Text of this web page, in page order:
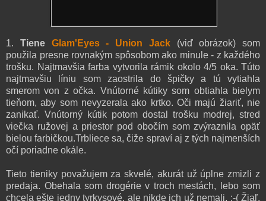
1. Tiene Glam'Eyes - Union Jack(viď obrázok) som
použila presne rovnakým spôsobom ako minule - z každého
trošku. Najtmavšia farba vytvorila rámik okolo 4/5 oka. Túto
najtmavšiu líniu som zaostrila do špičky a tú vytiahla
smerom von z očka. Vnútorné kútiky som obtiahla bielym
tieňom, aby som nevyzerala ako krtko. Oči majú žiariť, nie
zanikať. Vnútorný kútik potom dostal trošku modrej, stred
viečka ružovej a priestor pod obočím som zvýraznila opäť
bielou farbičkou.Trbliece sa, čiže spraví aj z tých najmenších
očí poriadne okále.
Tieto tieniky považujem za skvelé, akurát už úplne zmizli z
predaja. Obehala som drogérie v troch mestách, lebo som
chcela ešte jedny tyrkysové, ale nikde ich už nemali. :-( Žiaľ,